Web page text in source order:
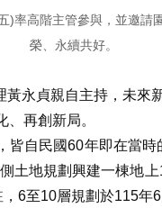
率高階主管參與，並邀
榮、永續共好。
永貞親自主持，未
再創新局。
自民國60年即在當
地規劃興建一棟地
6至10層規劃於115年